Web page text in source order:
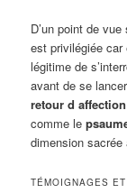
D’un point de
est privilégiée
légitime de
avant de se
retour d affection
comme le
dimension sacrée
TÉMOIGNAGES